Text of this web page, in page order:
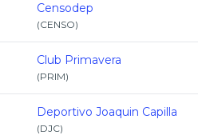
Censodep
(CENSO)
Club Primavera
(PRIM)
Deportivo Joaquin Capilla
(DJC)